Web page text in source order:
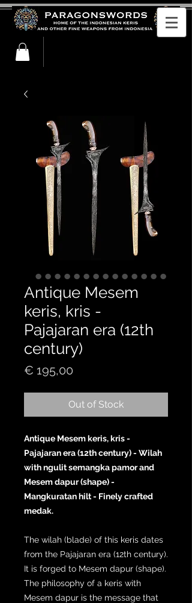
Antique Mesem
keris, kris -
Pajajaran era (12th
century)
€ 195,00
Out of Stock
Antique Mesem keris, kris -
Pajajaran era (12th century) - Wilah
with ngulit semangka pamor and
Mesem dapur (shape) -
Mangkuratan hilt - Finely crafted
medak.
The wilah (blade) of this keris dates
from the Pajajaran era (12th century).
It is forged to Mesem dapur (shape).
The philosophy of a keris with
Mesem dapur is the message that